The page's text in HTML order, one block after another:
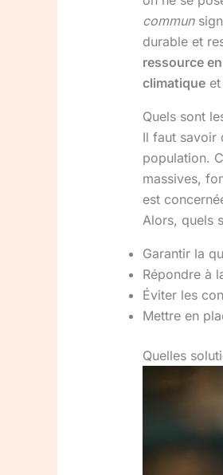
commun
durable et
ressource
climatiqueet
Quels sont
Il faut savoir
population.
massives,
est
Alors, quels
Garantir la
Répondre à
Éviter les
Mettre en
Quelles